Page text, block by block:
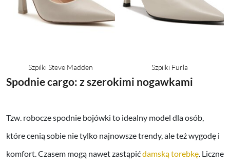
Szpilki Steve Madden Szpilki Furla
Spodnie cargo: z szerokimi nogawkami
Tzw. robocze spodnie bojówki to idealny model dla osób,
które cenią sobie nie tylko najnowsze trendy, ale też wygodę i
komfort. Czasem mogą nawet zastąpićdamską torebkę. Liczne